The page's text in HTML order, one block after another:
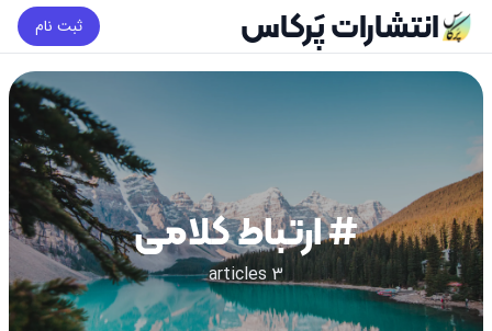
انتشارات پَرکاس ثبت نام
# ارتباط کلامی
3 articles